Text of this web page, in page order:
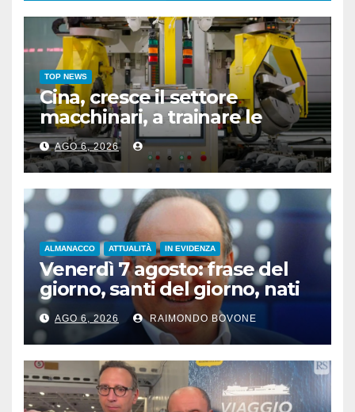
TOP NEWS
Cina, cresce il settore
macchinari, a trainare le
“attrezzature intelligenti”
AGO 6, 2026
ALMANACCO ATTUALITÀ IN EVIDENZA
Venerdì 7 agosto: frase del
giorno, santi del giorno, nati
famosi, accadde oggi
AGO 6, 2026 RAIMONDO BOVONE